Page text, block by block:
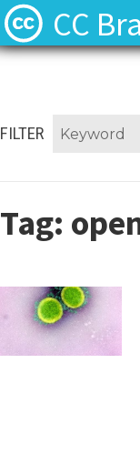
CC
FILTER
Tag: